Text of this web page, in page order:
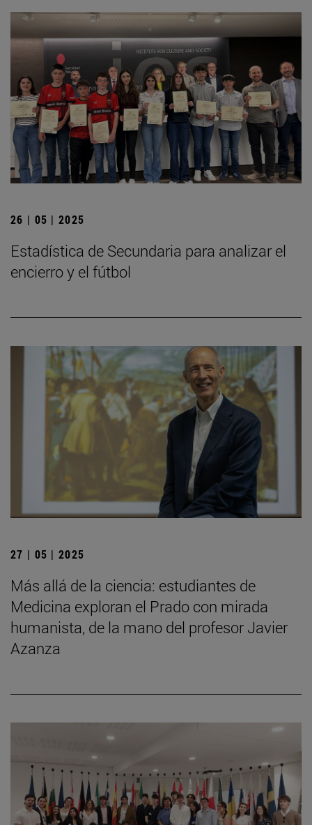
26 | 05 | 2025
Estadística de Secundaria para analizar el
encierro y el fútbol
27 | 05 | 2025
Más allá de la ciencia: estudiantes de
Medicina exploran el Prado con mirada
humanista, de la mano del profesor Javier
Azanza